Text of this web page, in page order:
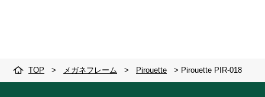
TOP > メガネフレーム > Pirouette > Pirouette PIR-018